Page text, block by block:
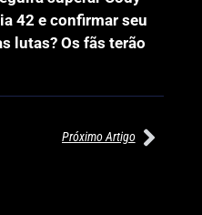
42 e confirmar seu
lutas? Os fãs terão
Próximo Artigo